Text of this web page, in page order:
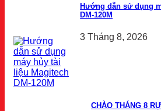
Hướng dẫn sử dụng
DM-120M
3 Tháng 8, 2026
CHÀO THÁNG 8